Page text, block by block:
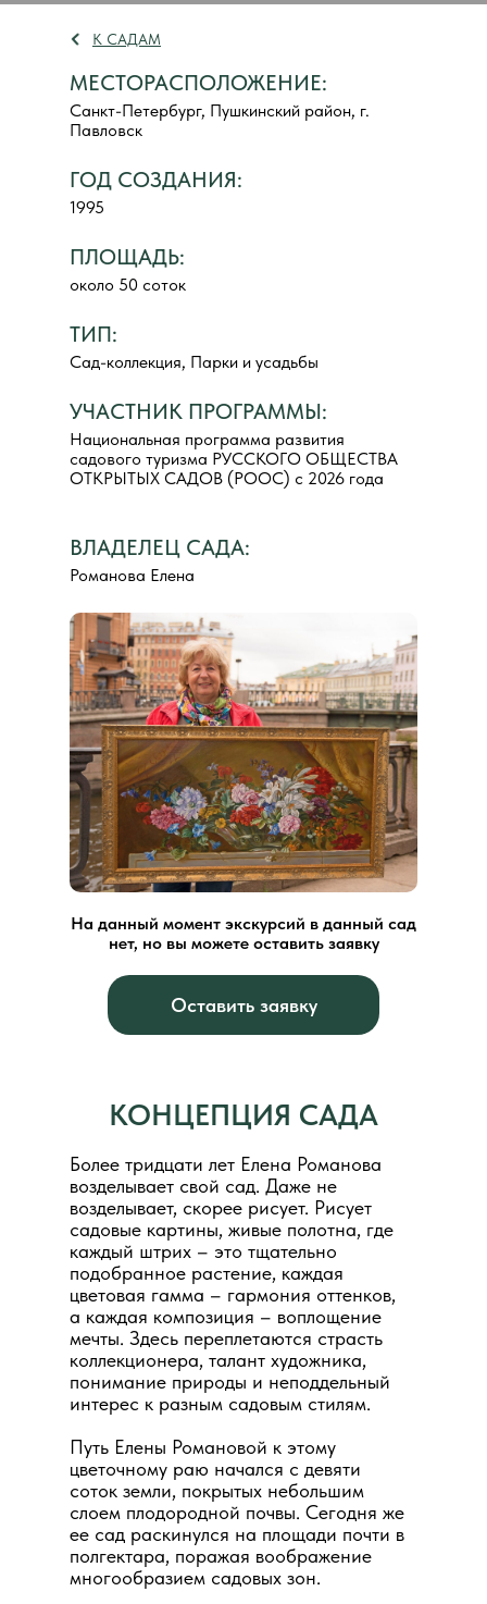
Санкт-Петербург, Пушкинский район, г.
Павловск
около 50 соток
Национальная программа развития
садового туризма РУССКОГО ОБЩЕСТВА
ОТКРЫТЫХ САДОВ (РООС) с 2026 года
1995
На данный момент экскурсий в данный сад
нет, но вы можете оставить заявку
МЕСТОРАСПОЛОЖЕНИЕ:
ПЛОЩАДЬ:
ГОД СОЗДАНИЯ:
ТИП:
УЧАСТНИК ПРОГРАММЫ:
Сад-коллекция, Парки и усадьбы
Оставить заявку
ВЛАДЕЛЕЦ САДА:
Романова Елена
К САДАМ
КОНЦЕПЦИЯ САДА
Более тридцати лет Елена Романова
возделывает свой сад. Даже не
возделывает, скорее рисует. Рисует
садовые картины, живые полотна, где
каждый штрих – это тщательно
подобранное растение, каждая
цветовая гамма – гармония оттенков,
а каждая композиция – воплощение
мечты. Здесь переплетаются страсть
коллекционера, талант художника,
понимание природы и неподдельный
интерес к разным садовым стилям.
Путь Елены Романовой к этому
цветочному раю начался с девяти
соток земли, покрытых небольшим
слоем плодородной почвы. Сегодня же
ее сад раскинулся на площади почти в
полгектара, поражая воображение
многообразием садовых зон.